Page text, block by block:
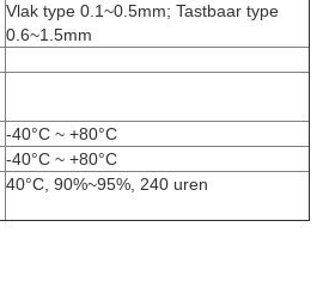
Vlak type 0.1~0.5mm; Tastbaar type
0.6~1.5mm
-40°C ~ +80°C
-40°C ~ +80°C
40°C, 90%~95%, 240 uren